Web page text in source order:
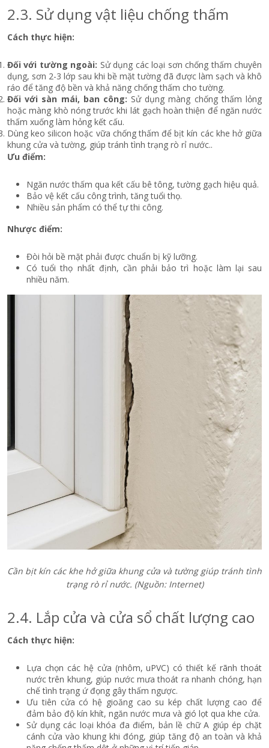
2.3. Sử dụng vật liệu chống thấm
Cách thực hiện:
Đối với tường ngoài: Sử dụng các loại sơn chống thấm chuyên
dụng, sơn 2-3 lớp sau khi bề mặt tường đã được làm sạch và khô
ráo để tăng độ bền và khả năng chống thấm cho tường.
Đối với sàn mái, ban công: Sử dụng màng chống thấm lỏng
hoặc màng khò nóng trước khi lát gạch hoàn thiện để ngăn nước
thấm xuống làm hỏng kết cấu.
Dùng keo silicon hoặc vữa chống thấm để bịt kín các khe hở giữa
khung cửa và tường, giúp tránh tình trạng rò rỉ nước..
Ưu điểm:
Ngăn nước thấm qua kết cấu bê tông, tường gạch hiệu quả.
Bảo vệ kết cấu công trình, tăng tuổi thọ.
Nhiều sản phẩm có thể tự thi công.
Nhược điểm:
Đòi hỏi bề mặt phải được chuẩn bị kỹ lưỡng.
Có tuổi thọ nhất định, cần phải bảo trì hoặc làm lại sau
nhiều năm.
Cần bịt kín các khe hở giữa khung cửa và tường giúp tránh tình
trạng rò rỉ nước. (Nguồn: Internet)
2.4. Lắp cửa và cửa sổ chất lượng cao
Cách thực hiện:
Lựa chọn các hệ cửa (nhôm, uPVC) có thiết kế rãnh thoát
nước trên khung, giúp nước mưa thoát ra nhanh chóng, hạn
chế tình trạng ứ đọng gây thấm ngược.
Ưu tiên cửa có hệ gioăng cao su kép chất lượng cao để
đảm bảo độ kín khít, ngăn nước mưa và gió lọt qua khe cửa.
Sử dụng các loại khóa đa điểm, bản lề chữ A giúp ép chặt
cánh cửa vào khung khi đóng, giúp tăng độ an toàn và khả